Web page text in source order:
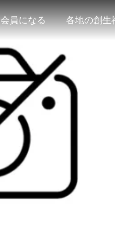
会員になる 各地の創生